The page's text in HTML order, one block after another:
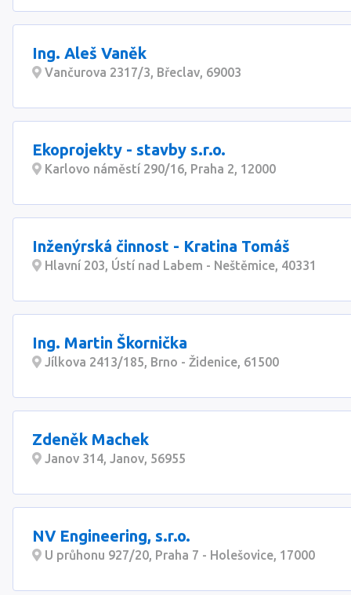
Ing. Aleš Vaněk
Vančurova 2317/3, Břeclav, 69003
Ekoprojekty - stavby s.r.o.
Karlovo náměstí 290/16, Praha 2, 12000
Inženýrská činnost - Kratina Tomáš
Hlavní 203, Ústí nad Labem - Neštěmice, 40331
Ing. Martin Škornička
Jílkova 2413/185, Brno - Židenice, 61500
Zdeněk Machek
Janov 314, Janov, 56955
NV Engineering, s.r.o.
U průhonu 927/20, Praha 7 - Holešovice, 17000